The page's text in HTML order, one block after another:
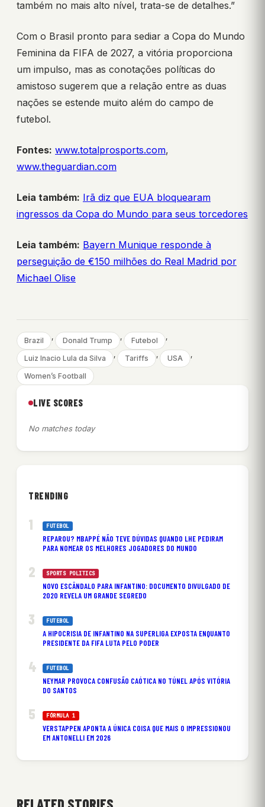
também no mais alto nível, trata-se de detalhes.”
Com o Brasil pronto para sediar a Copa do Mundo
Feminina da FIFA de 2027, a vitória proporciona
um impulso, mas as conotações políticas do
amistoso sugerem que a relação entre as duas
nações se estende muito além do campo de
futebol.
Fontes: www.totalprosports.com,
www.theguardian.com
Leia também: Irã diz que EUA bloquearam
ingressos da Copa do Mundo para seus torcedores
Leia também: Bayern Munique responde à
perseguição de €150 milhões do Real Madrid por
Michael Olise
Brazil , Donald Trump , Futebol ,
Luiz Inacio Lula da Silva , Tariffs , USA ,
Women’s Football
LIVE SCORES
No matches today
TRENDING
FUTEBOL
REPAROU? MBAPPÉ NÃO TEVE DÚVIDAS QUANDO LHE PEDIRAM
PARA NOMEAR OS MELHORES JOGADORES DO MUNDO
SPORTS POLITICS
NOVO ESCÂNDALO PARA INFANTINO: DOCUMENTO DIVULGADO DE
2020 REVELA UM GRANDE SEGREDO
FUTEBOL
A HIPOCRISIA DE INFANTINO NA SUPERLIGA EXPOSTA ENQUANTO
PRESIDENTE DA FIFA LUTA PELO PODER
FUTEBOL
NEYMAR PROVOCA CONFUSÃO CAÓTICA NO TÚNEL APÓS VITÓRIA
DO SANTOS
FÓRMULA 1
VERSTAPPEN APONTA A ÚNICA COISA QUE MAIS O IMPRESSIONOU
EM ANTONELLI EM 2026
RELATED STORIES